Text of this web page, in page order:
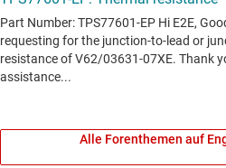
Alle Forenthemen auf